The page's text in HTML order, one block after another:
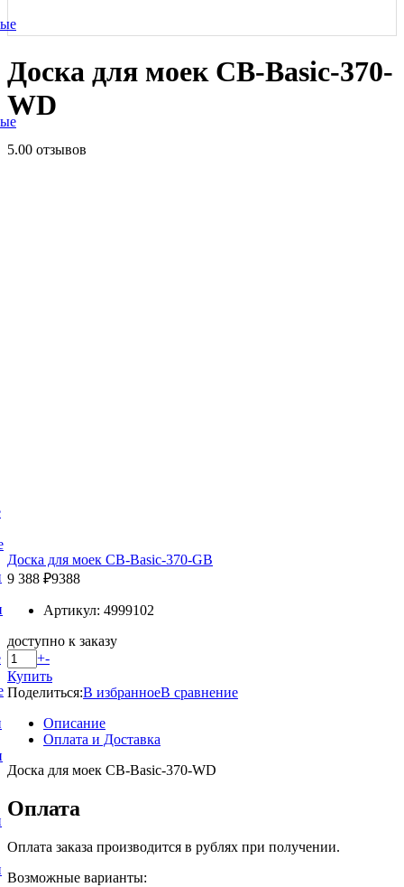
Доска для моек CB-Basic-370-
WD
5.00 отзывов
Доска для моек CB-Basic-370-GB
9 388 ₽9388
Артикул: 4999102
доступно к заказу
+-
Купить
Поделиться:В избранноеВ сравнение
Описание
Оплата и Доставка
Доска для моек CB-Basic-370-WD
Оплата
Оплата заказа производится в рублях при получении.
Возможные варианты: